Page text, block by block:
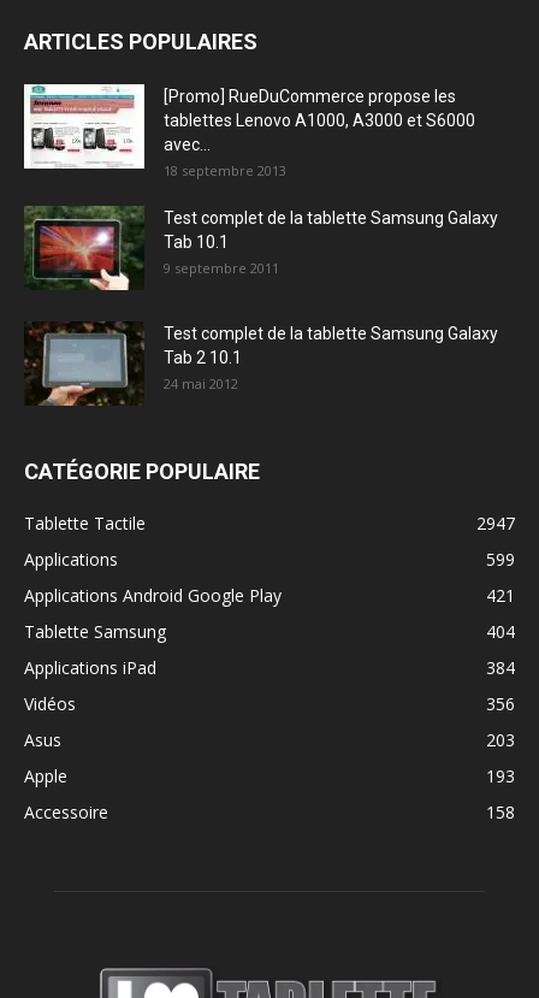
ARTICLES POPULAIRES
[Promo] RueDuCommerce propose les
tablettes Lenovo A1000, A3000 et S6000
avec...
18 septembre 2013
Test complet de la tablette Samsung Galaxy
Tab 10.1
9 septembre 2011
Test complet de la tablette Samsung Galaxy
Tab 2 10.1
24 mai 2012
CATÉGORIE POPULAIRE
Tablette Tactile
2947
Applications
599
Applications Android Google Play
421
Tablette Samsung
404
Applications iPad
384
Vidéos
356
Asus
203
Apple
193
Accessoire
158